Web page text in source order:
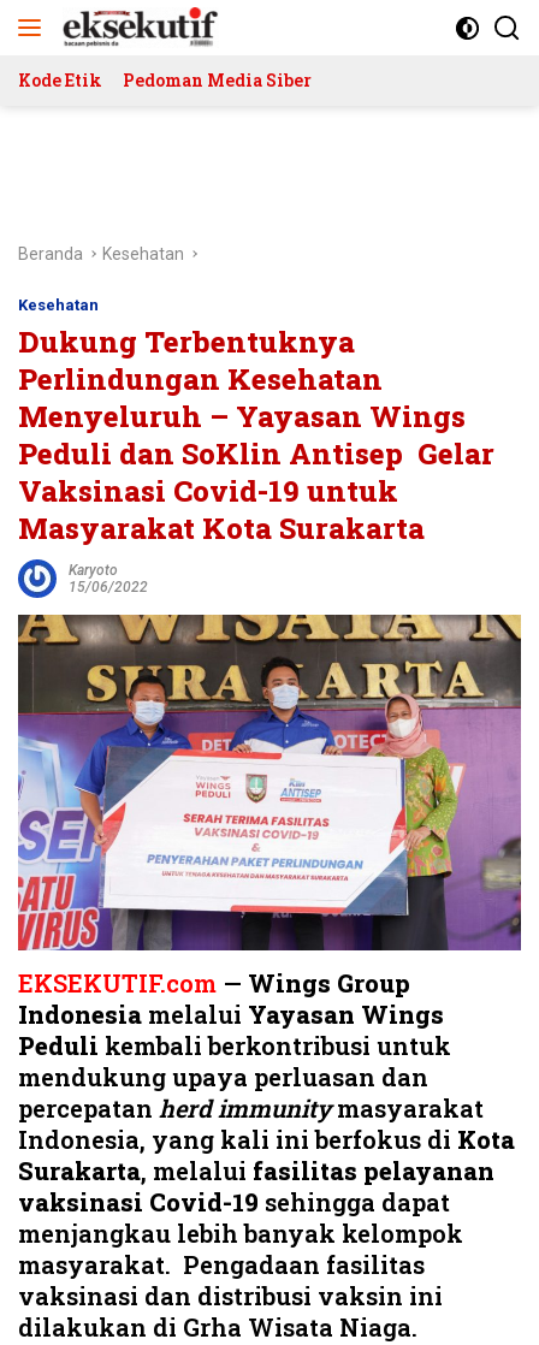
Kode Etik Pedoman Media Siber
Beranda Kesehatan
Kesehatan
Dukung Terbentuknya
Perlindungan Kesehatan
Menyeluruh – Yayasan Wings
Peduli dan SoKlin Antisep Gelar
Vaksinasi Covid-19 untuk
Masyarakat Kota Surakarta
Karyoto
15/06/2022
EKSEKUTIF.com — Wings Group
Indonesia melalui Yayasan Wings
Peduli kembali berkontribusi untuk
mendukung upaya perluasan dan
percepatan herd immunitymasyarakat
Indonesia, yang kali ini berfokus di Kota
Surakarta, melalui fasilitas pelayanan
vaksinasi Covid-19 sehingga dapat
menjangkau lebih banyak kelompok
masyarakat. Pengadaan fasilitas
vaksinasi dan distribusi vaksin ini
dilakukan di Grha Wisata Niaga.